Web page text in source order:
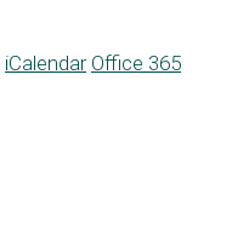
iCalendar Office 365